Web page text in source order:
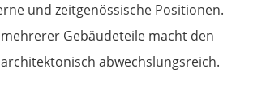
und zeitgenössische Positionen.
Gebäudeteile macht den
abwechslungsreich.